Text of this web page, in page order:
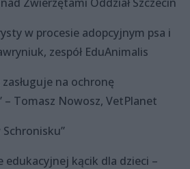
w procesie adopcyjnym psa i
zespół EduAnimalis
na ochronę
– Tomasz Nowosz, VetPlanet
edukacyjnej kącik dla dzieci –